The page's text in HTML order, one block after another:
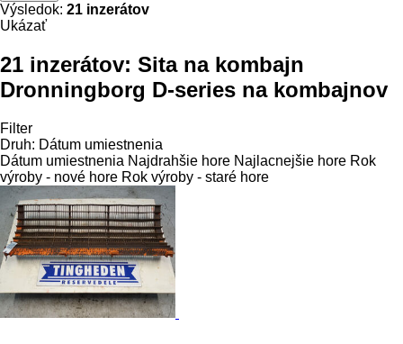
Výsledok: 21 inzerátov
Ukázať
21 inzerátov: Sita na kombajn
Dronningborg D-series na kombajnov
Filter
Druh: Dátum umiestnenia
Dátum umiestnenia Najdrahšie hore Najlacnejšie hore Rok
výroby - nové hore Rok výroby - staré hore